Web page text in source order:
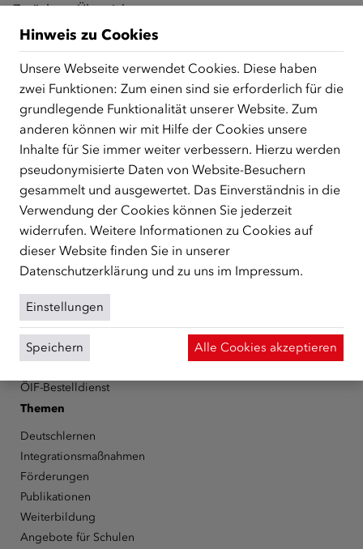
Zurück zur Übersicht
ÜBER UNS
Der Österreichische Integrationsfonds (ÖIF) ist ein Fonds der
Republik Österreich, der Flüchtlinge, subsidiär
Schutzberechtigte, Vertriebene sowie Zuwander/innen als
zentrale Anlaufstelle bei der Integration in Österreich
unterstützt.mehr
FacebookYouTubeInstagramLinkedIn
Über den ÖIF
Organigramm
Presse
Informationen erhalten
ÖIF-Bestelldienst
Themen
Deutschlernen
Integrationsmaßnahmen
Förderungen
Publikationen
Weiterbildung
Angebote für Schulen
Hinweis zu Cookies
Unsere Webseite verwendet Cookies. Diese haben
zwei Funktionen: Zum einen sind sie erforderlich für die
grundlegende Funktionalität unserer Website. Zum
anderen können wir mit Hilfe der Cookies unsere
Inhalte für Sie immer weiter verbessern. Hierzu werden
pseudonymisierte Daten von Website-Besuchern
gesammelt und ausgewertet. Das Einverständnis in die
Verwendung der Cookies können Sie jederzeit
widerrufen. Weitere Informationen zu Cookies auf
dieser Website finden Sie in unserer
Datenschutzerklärung und zu uns im Impressum.
Einstellungen
Speichern Alle Cookies akzeptieren